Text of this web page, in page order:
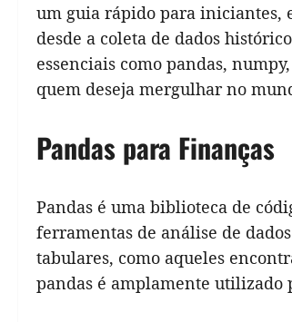
um guia rápido para iniciantes,
desde a coleta de dados
essenciais como pandas,
quem deseja mergulhar no
Pandas para Finanças
Pandas é uma biblioteca de
ferramentas de análise de
tabulares, como aqueles
pandas é amplamente utilizado